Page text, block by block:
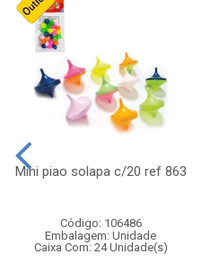
Mini piao solapa c/20 ref 863
Código: 106486
Embalagem: Unidade
Caixa Com: 24 Unidade(s)